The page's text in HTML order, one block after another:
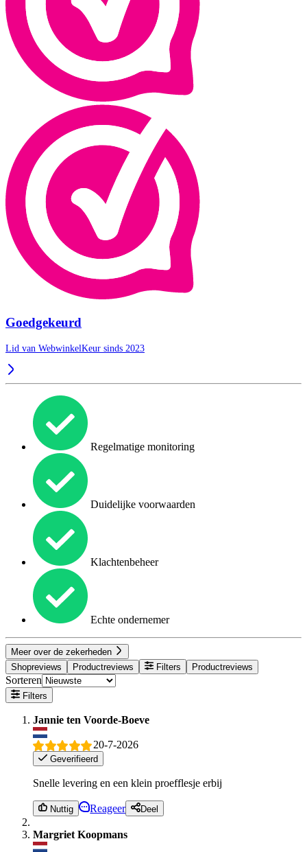
Goedgekeurd
Lid van WebwinkelKeur sinds 2023
Regelmatige monitoring
Duidelijke voorwaarden
Klachtenbeheer
Echte ondernemer
Meer over de zekerheden
Shopreviews
Productreviews Filters Productreviews
Sorteren
Filters
Jannie ten Voorde-Boeve
20-7-2026
Geverifieerd
Snelle levering en een klein proefflesje erbij
Nuttig Reageer Deel
Margriet Koopmans